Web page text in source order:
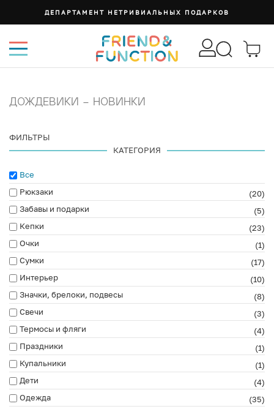
ДЕПАРТАМЕНТ НЕТРИВИАЛЬНЫХ ПОДАРКОВ
ДОЖДЕВИКИ - НОВИНКИ
ФИЛЬТРЫ
КАТЕГОРИЯ
Все
Рюкзаки
(20)
Забавы и подарки
(5)
Кепки
(23)
Очки
(1)
Сумки
(17)
Интерьер
(10)
Значки, брелоки, подвесы
(8)
Свечи
(3)
Термосы и фляги
(4)
Праздники
(1)
Купальники
(1)
Дети
(4)
Одежда
(35)